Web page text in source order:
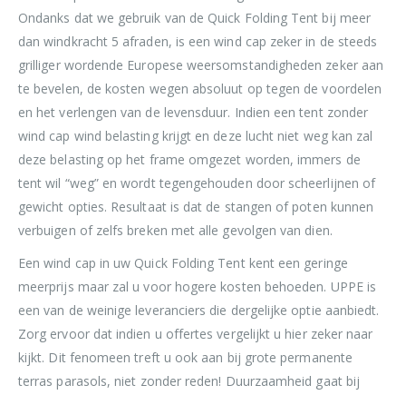
Ondanks dat we gebruik van de Quick Folding Tent bij meer
dan windkracht 5 afraden, is een wind cap zeker in de steeds
grilliger wordende Europese weersomstandigheden zeker aan
te bevelen, de kosten wegen absoluut op tegen de voordelen
en het verlengen van de levensduur. Indien een tent zonder
wind cap wind belasting krijgt en deze lucht niet weg kan zal
deze belasting op het frame omgezet worden, immers de
tent wil “weg” en wordt tegengehouden door scheerlijnen of
gewicht opties. Resultaat is dat de stangen of poten kunnen
verbuigen of zelfs breken met alle gevolgen van dien.
Een wind cap in uw Quick Folding Tent kent een geringe
meerprijs maar zal u voor hogere kosten behoeden. UPPE is
een van de weinige leveranciers die dergelijke optie aanbiedt.
Zorg ervoor dat indien u offertes vergelijkt u hier zeker naar
kijkt. Dit fenomeen treft u ook aan bij grote permanente
terras parasols, niet zonder reden! Duurzaamheid gaat bij